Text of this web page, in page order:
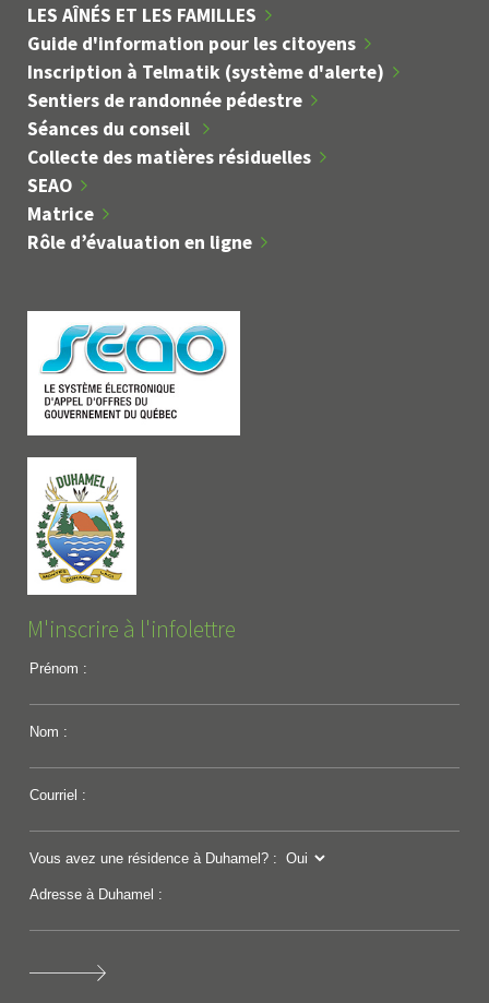
LES AÎNÉS ET LES FAMILLES
Guide d'information pour les citoyens
Inscription à Telmatik (système d'alerte)
Sentiers de randonnée pédestre
Séances du conseil
Collecte des matières résiduelles
SEAO
Matrice
Rôle d’évaluation en ligne
M'inscrire à l'infolettre
Prénom :
Nom :
Courriel :
Vous avez une résidence à Duhamel? :
Adresse à Duhamel :